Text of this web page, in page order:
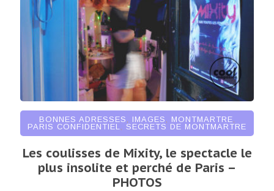
BONNES ADRESSES IMAGES MONTMARTRE
PARIS CONFIDENTIEL
SECRETS DE MONTMARTRE
Les coulisses de Mixity, le spectacle le
plus insolite et perché de Paris –
PHOTOS